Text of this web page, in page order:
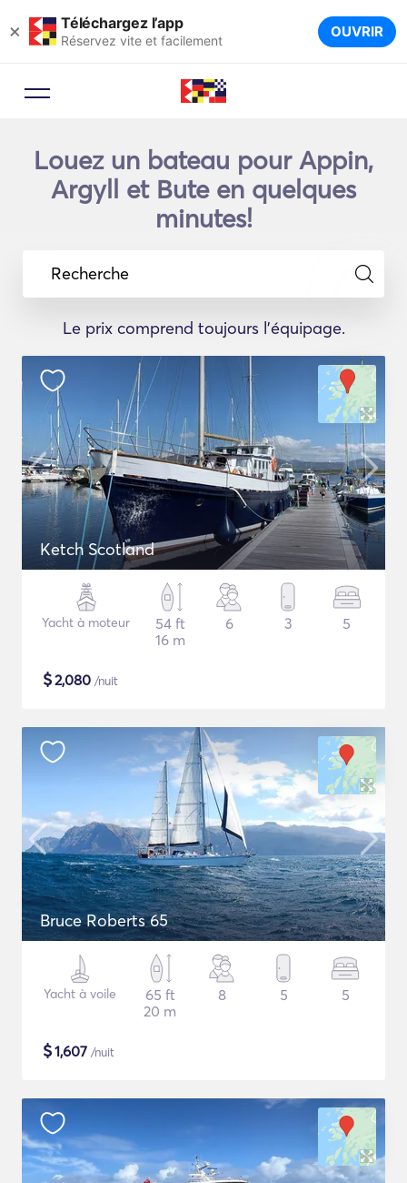
× Téléchargez l’app
Réservez vite et facilement OUVRIR
Louez un bateau pour Appin,
Argyll et Bute en quelques
minutes!
Recherche
Le prix comprend toujours l'équipage.
Ketch Scotland
Yacht à moteur
54 ft
16 m
6 3 5
$2,080 /nuit
Bruce Roberts 65
Yacht à voile
65 ft
20 m
8 5 5
$1,607 /nuit